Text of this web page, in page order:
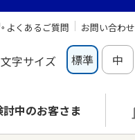
よくあるご質問 お問い合わせ
文字サイズ 標準 中
中のお客さま